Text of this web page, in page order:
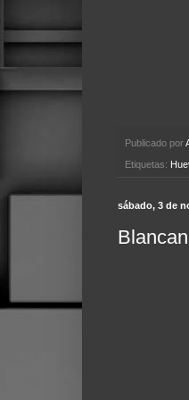
Publicado por
Etiquetas:
sábado, 3 de